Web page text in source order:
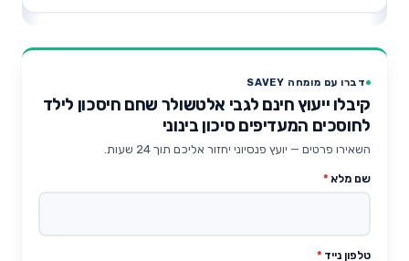
דברו עם מומחה SAVEY
קיבלו ייעוץ חינם לגבי אלטשולר שחם חיסכון לילד
לחוסכים המעדיפים סיכון בינוני
השאירו פרטים — יועץ פנסיוני יחזור אליכם תוך 24 שעות.
שם מלא *
טלפון נייד *